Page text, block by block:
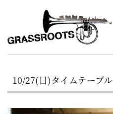
浜
グ
ス
ル
駅
北
西
口
か
10/27(日)タイムテーブル